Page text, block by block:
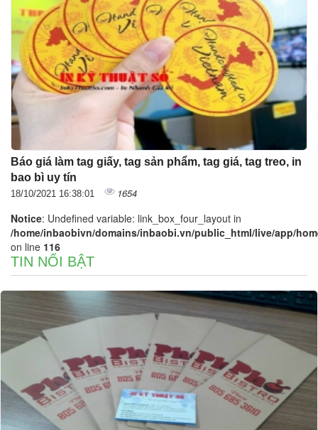
Báo giá làm tag giấy, tag sản phẩm, tag giá, tag treo, in
bao bì uy tín
18/10/2021 16:38:01 1654
Notice: Undefined variable: link_box_four_layout in
/home/inbaobivn/domains/inbaobi.vn/public_html/live/app/
on line 116
TIN NỔI BẬT